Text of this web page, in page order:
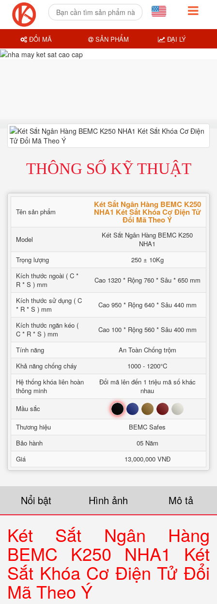
THÔNG SỐ KỸ THUẬT
Tên sản phẩm
Két Sắt Ngân Hàng BEMC K250
NHA1 Két Sắt Khóa Cơ Điện Tử
Đổi Mã Theo Ý
Model
Két Sắt Ngân Hàng BEMC K250
NHA1
Trọng lượng
250 ± 10Kg
Kích thước ngoài ( C *
R * S ) mm
Cao 1320 * Rộng 760 * Sâu * 650 mm
Kích thước sử dụng ( C
* R * S ) mm
Cao 950 * Rộng 640 * Sâu 440 mm
Kích thước ngăn kéo (
C * R * S ) mm
Cao 100 * Rộng 560 * Sâu 400 mm
Tính năng
An Toàn Chống trộm
Khả năng chống cháy
1000 - 1200°C
Hệ thống khóa liên hoàn
thông minh
Đổi mã lên đến 1 triệu mã số khác
nhau
Mầu sắc
Đen Xanh Nâu Đỏ Trắng
Thương hiệu
BEMC Safes
Bảo hành
05 Năm
Giá
13,000,000 VNĐ
Nổi bật Hình ảnh Mô tả
Két Sắt Ngân Hàng
BEMC K250 NHA1 Két
Sắt Khóa Cơ Điện Tử Đổi
Mã Theo Ý
ĐỔI MÃ SẢN PHẨM ĐẠI LÝ